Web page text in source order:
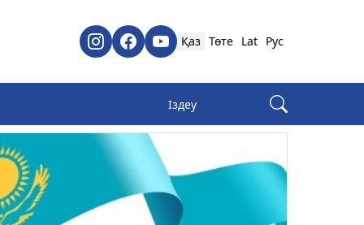
Қаз Төте Lat Рус